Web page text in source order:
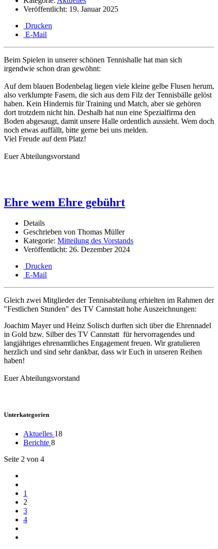
Veröffentlicht: 19. Januar 2025
Drucken
E-Mail
Beim Spielen in unserer schönen Tennishalle hat man sich
irgendwie schon dran gewöhnt:
Auf dem blauen Bodenbelag liegen viele kleine gelbe Flusen herum,
also verklumpte Fasern, die sich aus dem Filz der Tennisbälle gelöst
haben. Kein Hindernis für Training und Match, aber sie gehören
dort trotzdem nicht hin. Deshalb hat nun eine Spezialfirma den
Boden abgesaugt, damit unsere Halle ordentlich aussieht. Wem doch
noch etwas auffällt, bitte gerne bei uns melden.
Viel Freude auf dem Platz!
Euer Abteilungsvorstand
Ehre wem Ehre gebührt
Details
Geschrieben von Thomas Müller
Kategorie: Mitteilung des Vorstands
Veröffentlicht: 26. Dezember 2024
Drucken
E-Mail
Gleich zwei Mitglieder der Tennisabteilung erhielten im Rahmen der
"Festlichen Stunden" des TV Cannstatt hohe Auszeichnungen:
Joachim Mayer und Heinz Solisch durften sich überdie Ehrennadel
in Gold bzw. Silber des TV Cannstatt für hervorragendes und
langjähriges ehrenamtliches Engagement freuen. Wir gratulieren
herzlich und sind sehr dankbar, dass wir Euch in unseren Reihen
haben!
Euer Abteilungsvorstand
Unterkategorien
Aktuelles 18
Berichte 8
Seite 2 von 4
1
2
3
4